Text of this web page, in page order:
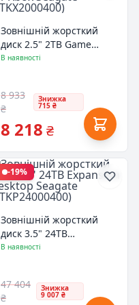
Зовнішній жорсткий
диск 2.5" 2TB Game
Drive for Xbox Seagate
В наявності
8 933
₴
Знижка
715 ₴
8 218 ₴
-19%
Зовнішній жорсткий
диск 3.5" 24TB
Expansion Desktop
В наявності
47 404
₴
Знижка
9 007 ₴